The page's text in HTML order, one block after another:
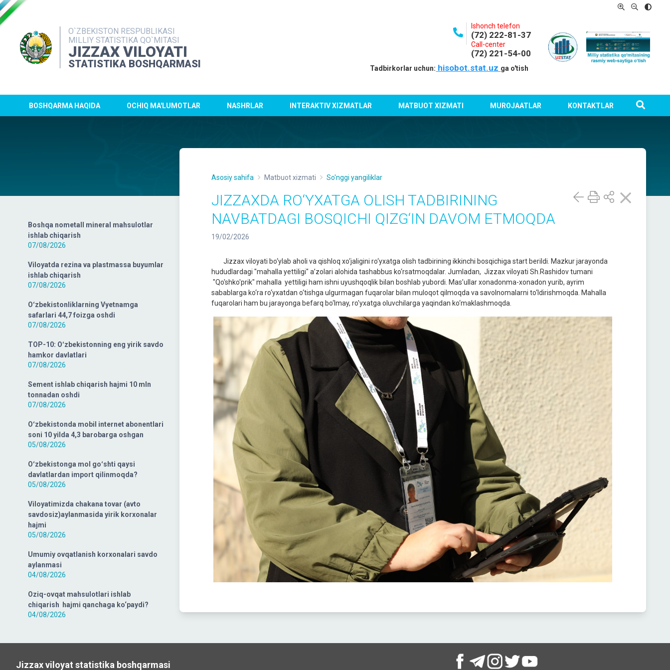
O`ZBEKISTON RESPUBLIKASI
MILLIY STATISTIKA QO`MITASI
JIZZAX VILOYATI
STATISTIKA BOSHQARMASI
Ishonch telefon
(72) 222-81-37
Call-center
(72) 221-54-00
Tadbirkorlar uchun: hisobot.stat.uz ga o'tish
BOSHQARMA HAQIDA OCHIQ MA'LUMOTLAR NASHRLAR INTERAKTIV XIZMATLAR MATBUOT XIZMATI MUROJAATLAR KONTAKTLAR
Boshqa nometall mineral mahsulotlar
ishlab chiqarish
07/08/2026
Viloyatda rezina va plastmassa buyumlar
ishlab chiqarish
07/08/2026
Oʻzbekistonliklarning Vyetnamga
safarlari 44,7 foizga oshdi
07/08/2026
TOP-10: Oʻzbekistonning eng yirik savdo
hamkor davlatlari
07/08/2026
Sement ishlab chiqarish hajmi 10 mln
tonnadan oshdi
07/08/2026
Oʻzbekistonda mobil internet abonentlari
soni 10 yilda 4,3 barobarga oshgan
05/08/2026
Oʻzbekistonga mol goʻshti qaysi
davlatlardan import qilinmoqda?
05/08/2026
Viloyatimizda chakana tovar (avto
savdosiz)aylanmasida yirik korxonalar
hajmi
05/08/2026
Umumiy ovqatlanish korxonalari savdo
aylanmasi
04/08/2026
Oziq-ovqat mahsulotlari ishlab
chiqarish hajmi qanchaga ko‘paydi?
04/08/2026
Asosiy sahifa Matbuot xizmati So'nggi yangiliklar
JIZZAXDA RO‘YXATGA OLISH TADBIRINING
NAVBATDAGI BOSQICHI QIZG‘IN DAVOM ETMOQDA
19/02/2026
Jizzax viloyati bo‘ylab aholi va qishloq xo‘jaligini ro‘yxatga olish tadbirining ikkinchi bosqichiga start berildi. Mazkur jarayonda
hududlardagi "mahalla yettiligi" a’zolari alohida tashabbus ko‘rsatmoqdalar. Jumladan, Jizzax viloyati Sh.Rashidov tumani
"Qo'shko'prik" mahalla yettiligi ham ishni uyushqoqlik bilan boshlab yubordi. Mas’ullar xonadonma-xonadon yurib, ayrim
sabablarga ko‘ra ro‘yxatdan o‘tishga ulgurmagan fuqarolar bilan muloqot qilmoqda va savolnomalarni to‘ldirishmoqda. Mahalla
fuqarolari ham bu jarayonga befarq bo‘lmay, ro'yxatga oluvchilarga yaqindan ko‘maklashmoqda.
Jizzax viloyat statistika boshqarmasi